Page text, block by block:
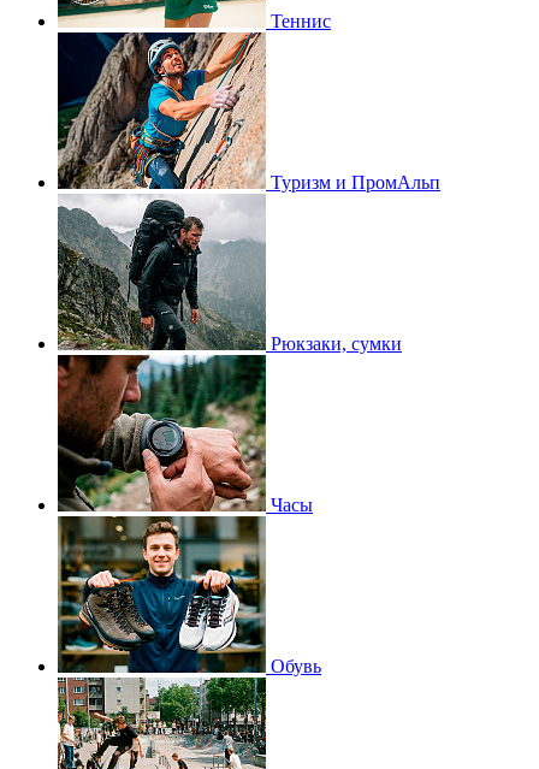
Теннис
Туризм и ПромАльп
Рюкзаки, сумки
Часы
Обувь